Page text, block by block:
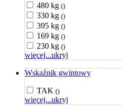
480 kg ()
330 kg ()
395 kg ()
169 kg ()
230 kg ()
więcej...ukryj
Wskaźnik gwintowy
TAK ()
więcej...ukryj